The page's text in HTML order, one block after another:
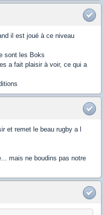
il est joué à ce niveau
sont les Boks
a fait plaisir à voir, ce qui a
et remet le beau rugby a l
mais ne boudins pas notre